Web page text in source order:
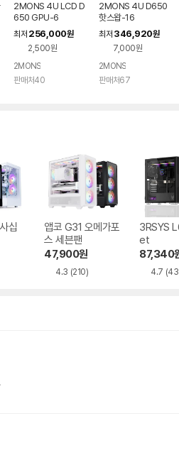
2MONS 4U LCD D
650 GPU-6
최저 256,000원
2,500원
2MONS
판매처40
2MONS 4U D650
핫스왑-16
최저 346,920원
7,000원
2MONS
판매처67
십
앱코 G31 오메가포
스 세븐팬
47,900원
4.3 (210)
3RSYS
et
87,340
4.7